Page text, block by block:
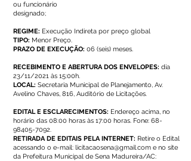
ou funcionário
designado;
REGIME: Execução Indireta por preço global
TIPO: Menor Preço.
PRAZO DE EXECUÇÃO: 06 (seis) meses.
RECEBIMENTO E ABERTURA DOS ENVELOPES: dia
23/11/2021 às 15:00h.
LOCAL: Secretaria Municipal de Planejamento, Av.
Avelino Chaves, 816, Auditório de Licitações.
EDITAL E ESCLARECIMENTOS: Endereço acima, no
horário das 08:00 horas às 17:00 horas. Fone: 68-
98405-7092.
RETIRADA DE EDITAIS PELA INTERNET: Retire o Edital
acessando o e-mail: licitacaosena@gmail.com e no site
da Prefeitura Municipal de Sena Madureira/AC: